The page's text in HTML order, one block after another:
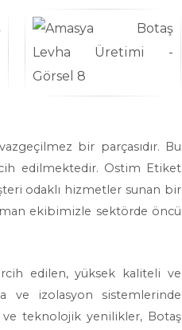
bir parçasıdır. Bu
edilmektedir. Ostim Etiket
odaklı hizmetler sunan bir
ekibimizle sektörde öncü
edilen, yüksek kaliteli ve
ve izolasyon sistemlerinde
ve teknolojik yenilikler, Botaş